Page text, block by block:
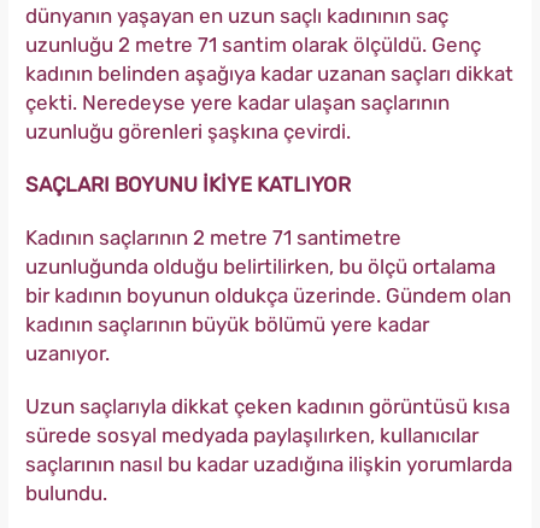
dünyanın yaşayan en uzun saçlı kadınının saç
uzunluğu 2 metre 71 santim olarak ölçüldü. Genç
kadının belinden aşağıya kadar uzanan saçları dikkat
çekti. Neredeyse yere kadar ulaşan saçlarının
uzunluğu görenleri şaşkına çevirdi.
SAÇLARI BOYUNU İKİYE KATLIYOR
Kadının saçlarının 2 metre 71 santimetre
uzunluğunda olduğu belirtilirken, bu ölçü ortalama
bir kadının boyunun oldukça üzerinde. Gündem olan
kadının saçlarının büyük bölümü yere kadar
uzanıyor.
Uzun saçlarıyla dikkat çeken kadının görüntüsü kısa
sürede sosyal medyada paylaşılırken, kullanıcılar
saçlarının nasıl bu kadar uzadığına ilişkin yorumlarda
bulundu.